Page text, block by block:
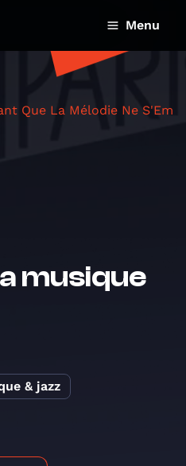
Menu
Que La Mélodie Ne
musique
& jazz